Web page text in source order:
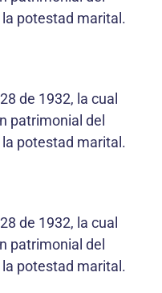
potestad marital.
de 1932, la cual
patrimonial del
potestad marital.
de 1932, la cual
patrimonial del
potestad marital.